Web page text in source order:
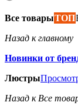
Все товарыТОП
Назад к главному
Новинки от
Люстры
Назад к Все